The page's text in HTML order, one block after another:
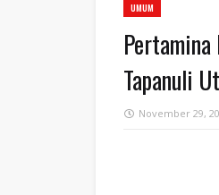
UMUM
Pertamina
Tapanuli
November 29,